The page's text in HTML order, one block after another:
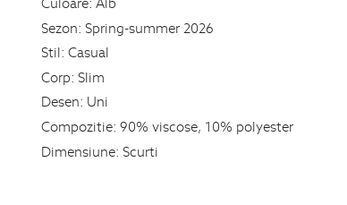
Sezon: Spring-summer 2026
Stil: Casual
Corp: Slim
Desen: Uni
Compozitie: 90% viscose, 10% polyester
Dimensiune: Scurti